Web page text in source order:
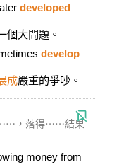
developed
個大問題。
develop
成嚴重的爭吵。
⋯⋯，落得⋯⋯結果
money from